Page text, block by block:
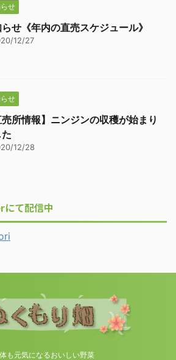
せ
せ《年内の直売スケジュール》
12/27
せ
売所情報】ニンジンの収穫が始まり
12/28
て配信中
も元気になるおいしい野菜